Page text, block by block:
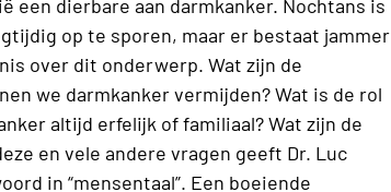
een dierbare aan darmkanker. Nochtans is
op te sporen, maar er bestaat jammer
over dit onderwerp. Wat zijn de
we darmkanker vermijden? Wat is de rol
altijd erfelijk of familiaal? Wat zijn de
en vele andere vragen geeft Dr. Luc
in “mensentaal”. Een boeiende